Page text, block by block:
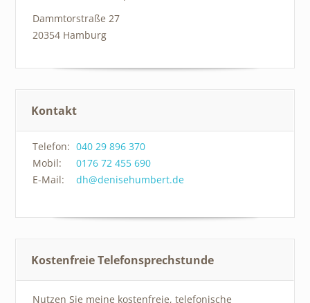
Dammtorstraße 27
20354 Hamburg
Kontakt
Telefon: 040 29 896 370
Mobil:
0176 72 455 690
E-Mail:
dh@denisehumbert.de
Kostenfreie Telefonsprechstunde
Nutzen Sie meine kostenfreie, telefonische